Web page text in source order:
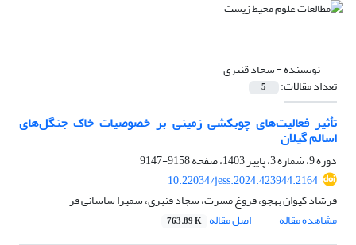
نویسنده =سجاد قنبری
تعداد مقالات: 5
تأثیر فعالیت‌های چوبکشی زمینی بر خصوصیات خاک جنگل‌های
اسالم گیلان
دوره 9، شماره 3، پاییز 1403، صفحه
9158-9147
10.22034/jess.2024.423944.2164
فرشاد کیوان بهجو، فروغ مسرت، سجاد قنبری، سمیرا ساسانی فر
مشاهده مقاله
اصل مقاله 763.89 K